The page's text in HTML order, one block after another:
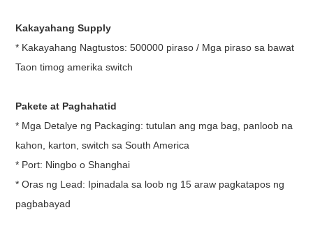
Market
Kakayahang Supply
* Kakayahang Nagtustos: 500000 piraso / Mga piraso sa bawat
Taon timog amerika switch
Pakete at Paghahatid
* Mga Detalye ng Packaging: tutulan ang mga bag, panloob na
kahon, karton, switch sa South America
* Port: Ningbo o Shanghai
* Oras ng Lead: Ipinadala sa loob ng 15 araw pagkatapos ng
pagbabayad